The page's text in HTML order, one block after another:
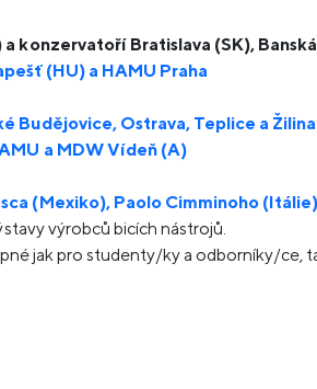
konzervatoří Bratislava (SK),
(HU) a HAMU Praha
Budějovice, Ostrava, Teplice a
a MDW Vídeň (A)
(Mexiko), Paolo Cimminoho (Itálie)
výrobců bicích nástrojů.
jak pro studenty/ky a odborníky/ce,